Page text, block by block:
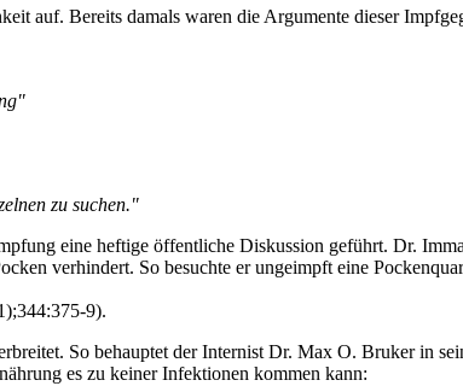
auf. Bereits damals waren die Argumente dieser
zu suchen."
eine heftige öffentliche Diskussion geführt. Dr.
verhindert. So besuchte er ungeimpft eine
9).
So behauptet der Internist Dr. Max O. Bruker in
es zu keiner Infektionen kommen kann: